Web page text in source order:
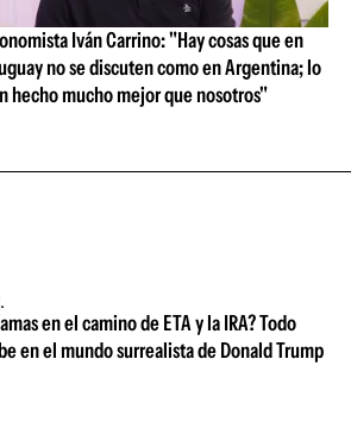
Iván Carrino: "Hay cosas que en
no se discuten como en Argentina; lo
hecho mucho mejor que nosotros"
en el camino de ETA y la IRA? Todo
en el mundo surrealista de Donald Trump